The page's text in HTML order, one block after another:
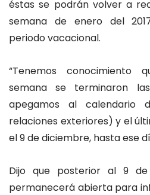
éstas se podrán volver a
semana de enero del
periodo vacacional.
“Tenemos conocimiento
semana se terminaron
apegamos al calendario
relaciones exteriores) y el
el 9 de diciembre, hasta ese
Dijo que posterior al 9
permanecerá abierta para